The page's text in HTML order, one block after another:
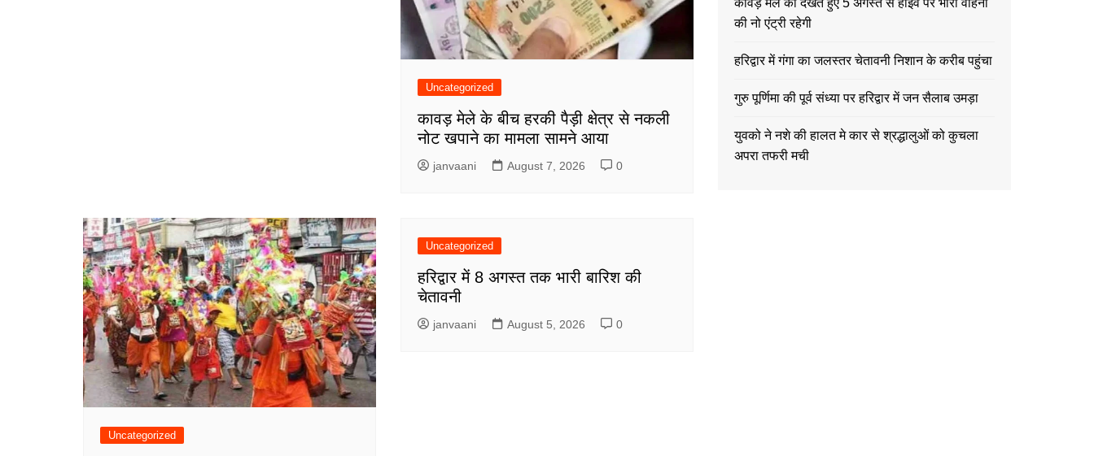
Uncategorized
कावड़ मेले के बीच हरकी पैड़ी क्षेत्र से नकली
नोट खपाने का मामला सामने आया
janvaani August 7, 2026 0
Uncategorized
Uncategorized
हरिद्वार में 8 अगस्त तक भारी बारिश की
चेतावनी
janvaani August 5, 2026 0
कावड़ मेले को देखते हुए 5 अगस्त से हाईवे पर भारी वाहनों
की नो एंट्री रहेगी
हरिद्वार में गंगा का जलस्तर चेतावनी निशान के करीब पहुंचा
गुरु पूर्णिमा की पूर्व संध्या पर हरिद्वार में जन सैलाब उमड़ा
युवको ने नशे की हालत मे कार से श्रद्धालुओं को कुचला
अपरा तफरी मची